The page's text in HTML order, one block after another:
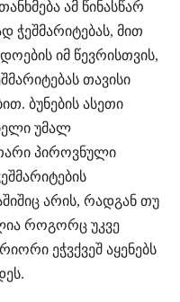
ამ წინასწარ
ჭეშმარიტებას, მით
იმ წევრისთვის,
თავისი
ბუნების ასეთი
უმალ
პიროვნული
არის, რადგან თუ
როგორც უკვე
ეჭვქვეშ აყენებს